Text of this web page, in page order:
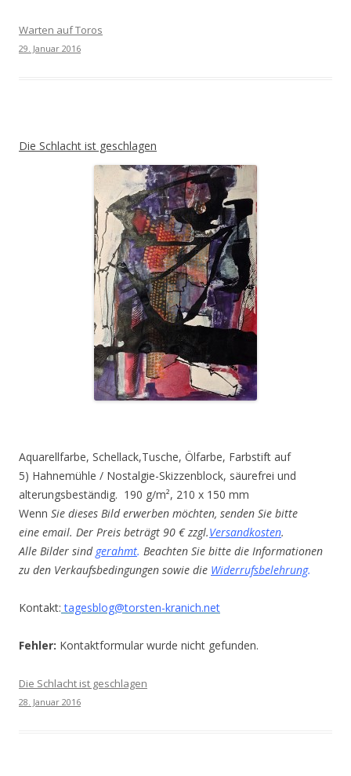
Warten auf Toros
29. Januar 2016
Die Schlacht ist geschlagen
Aquarellfarbe, Schellack,Tusche, Ölfarbe, Farbstift auf
5) Hahnemühle / Nostalgie-Skizzenblock, säurefrei und
alterungsbeständig. 190 g/m², 210 x 150 mm
Wenn Sie dieses Bild erwerben möchten, senden Sie bitte
eine email. Der Preis beträgt 90 € zzgl.Versandkosten.
Alle Bilder sind gerahmt. Beachten Sie bitte die Informationen
zu den Verkaufsbedingungen sowie die Widerrufsbelehrung.
Kontakt: tagesblog@torsten-kranich.net
Fehler: Kontaktformular wurde nicht gefunden.
Die Schlacht ist geschlagen
28. Januar 2016